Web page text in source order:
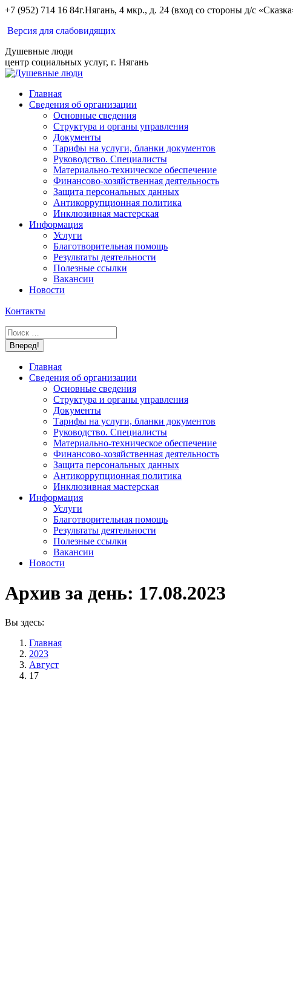
Перейти
содержанию
+7 (952) 714 16 84г.Нягань, 4 мкр., д. 24 (вход со стороны д/с
Вконтакте
Одноклассники
Версия для слабовидящих
Душевные люди
центр социальных услуг, г. Нягань
Главная
Сведения об организации
Основные сведения
Структура и органы управления
Документы
Тарифы на услуги, бланки документов
Руководство. Специалисты
Материально-техническое обеспечение
Финансово-хозяйственная деятельность
Защита персональных данных
Антикоррупционная политика
Инклюзивная мастерская
Информация
Услуги
Благотворительная помощь
Результаты деятельности
Полезные ссылки
Вакансии
Новости
Контакты
Поиск:
Главная
Сведения об организации
Основные сведения
Структура и органы управления
Документы
Тарифы на услуги, бланки документов
Руководство. Специалисты
Материально-техническое обеспечение
Финансово-хозяйственная деятельность
Защита персональных данных
Антикоррупционная политика
Инклюзивная мастерская
Информация
Услуги
Благотворительная помощь
Результаты деятельности
Полезные ссылки
Вакансии
Новости
Архив за день: 17.08.2023
Вы здесь:
Главная
2023
Август
17